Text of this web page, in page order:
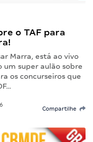
o TAF para
Marra, está ao vivo
um super aulão sobre
os concurseiros que
Compartilhe